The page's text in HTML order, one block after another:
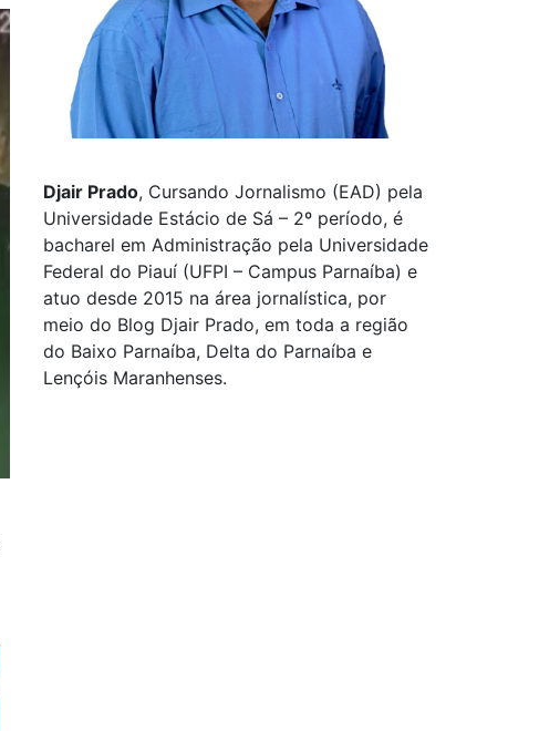
Djair Prado, Cursando Jornalismo (EAD) pela
Universidade Estácio de Sá – 2º período, é
bacharel em Administração pela Universidade
Federal do Piauí (UFPI – Campus Parnaíba) e
atuo desde 2015 na área jornalística, por
meio do Blog Djair Prado, em toda a região
do Baixo Parnaíba, Delta do Parnaíba e
Lençóis Maranhenses.